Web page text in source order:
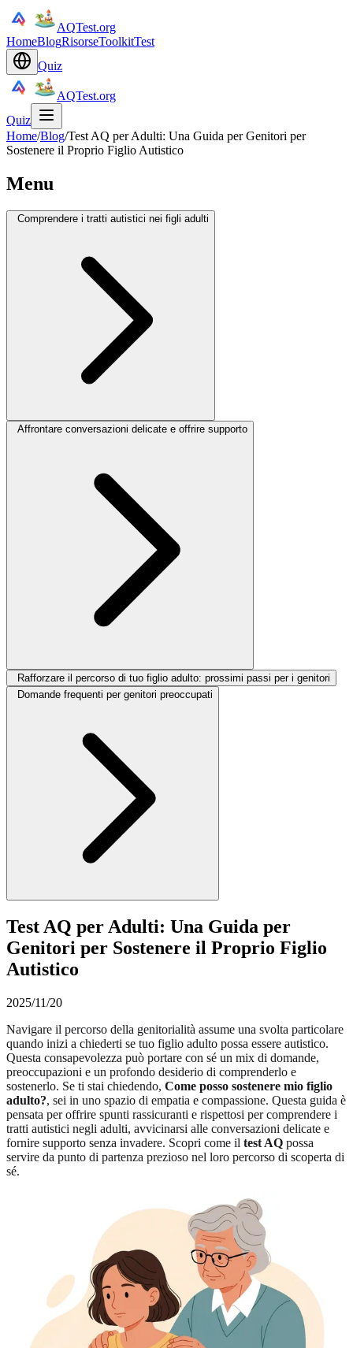
AQTest.org
HomeBlogRisorseToolkitTest
Quiz
AQTest.org
Quiz
Home/Blog/Test AQ per Adulti: Una Guida per Genitori per
Sostenere il Proprio Figlio Autistico
Menu
Comprendere i tratti autistici nei figli adulti
Affrontare conversazioni delicate e offrire supporto
Rafforzare il percorso di tuo figlio adulto: prossimi passi per i genitori
Domande frequenti per genitori preoccupati
Test AQ per Adulti: Una Guida per
Genitori per Sostenere il Proprio Figlio
Autistico
2025/11/20
Navigare il percorso della genitorialità assume una svolta particolare
quando inizi a chiederti se tuo figlio adulto possa essere autistico.
Questa consapevolezza può portare con sé un mix di domande,
preoccupazioni e un profondo desiderio di comprenderlo e
sostenerlo. Se ti stai chiedendo, Come posso sostenere mio figlio
adulto?, sei in uno spazio di empatia e compassione. Questa guida è
pensata per offrire spunti rassicuranti e rispettosi per comprendere i
tratti autistici negli adulti, avvicinarsi alle conversazioni delicate e
fornire supporto senza invadere. Scopri come il test AQ possa
servire da punto di partenza prezioso nel loro percorso di scoperta di
sé.